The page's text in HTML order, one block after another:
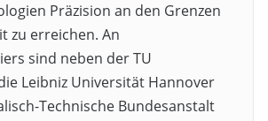
Präzision an den Grenzen
zu erreichen. An
sind neben der TU
Leibniz Universität Hannover
Technische Bundesanstalt